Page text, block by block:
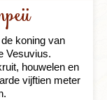
koning van
Vesuvius.
houwelen en
vijftien meter